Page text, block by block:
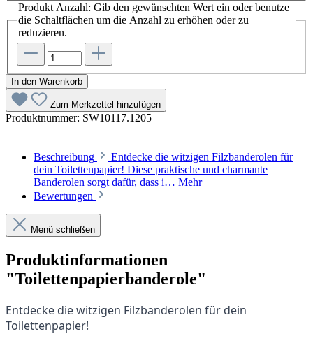
Produkt Anzahl: Gib den gewünschten Wert ein oder benutze
die Schaltflächen um die Anzahl zu erhöhen oder zu
reduzieren.
In den Warenkorb
Zum Merkzettel hinzufügen
Produktnummer: SW10117.1205
Beschreibung
Entdecke die witzigen Filzbanderolen für
dein Toilettenpapier! Diese praktische und charmante
Banderolen sorgt dafür, dass i… Mehr
Bewertungen
Menü schließen
Produktinformationen
"Toilettenpapierbanderole"
Entdecke die witzigen Filzbanderolen für dein
Toilettenpapier!